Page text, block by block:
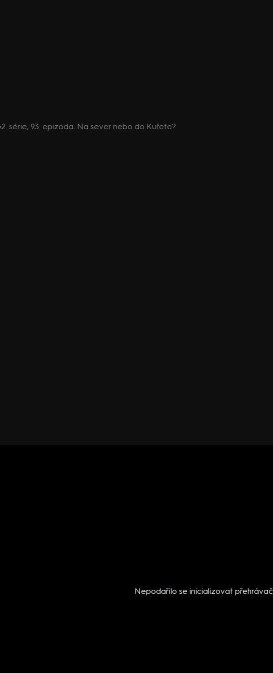
2. série, 93. epizoda: Na sever nebo do Kuřete?
Nepodařilo se inicializovat přehrávač